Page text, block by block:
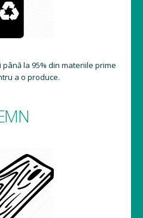
la 95% din materiile prime
a o produce.